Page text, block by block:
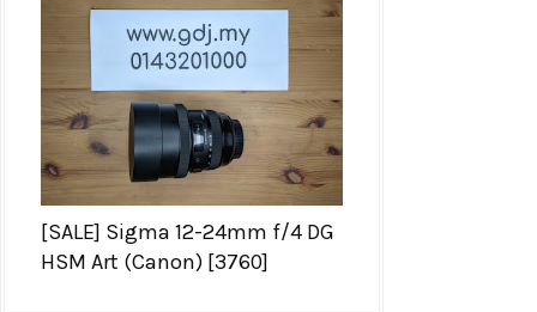
[SALE] Sigma 12-24mm f/4 DG
HSM Art (Canon) [3760]